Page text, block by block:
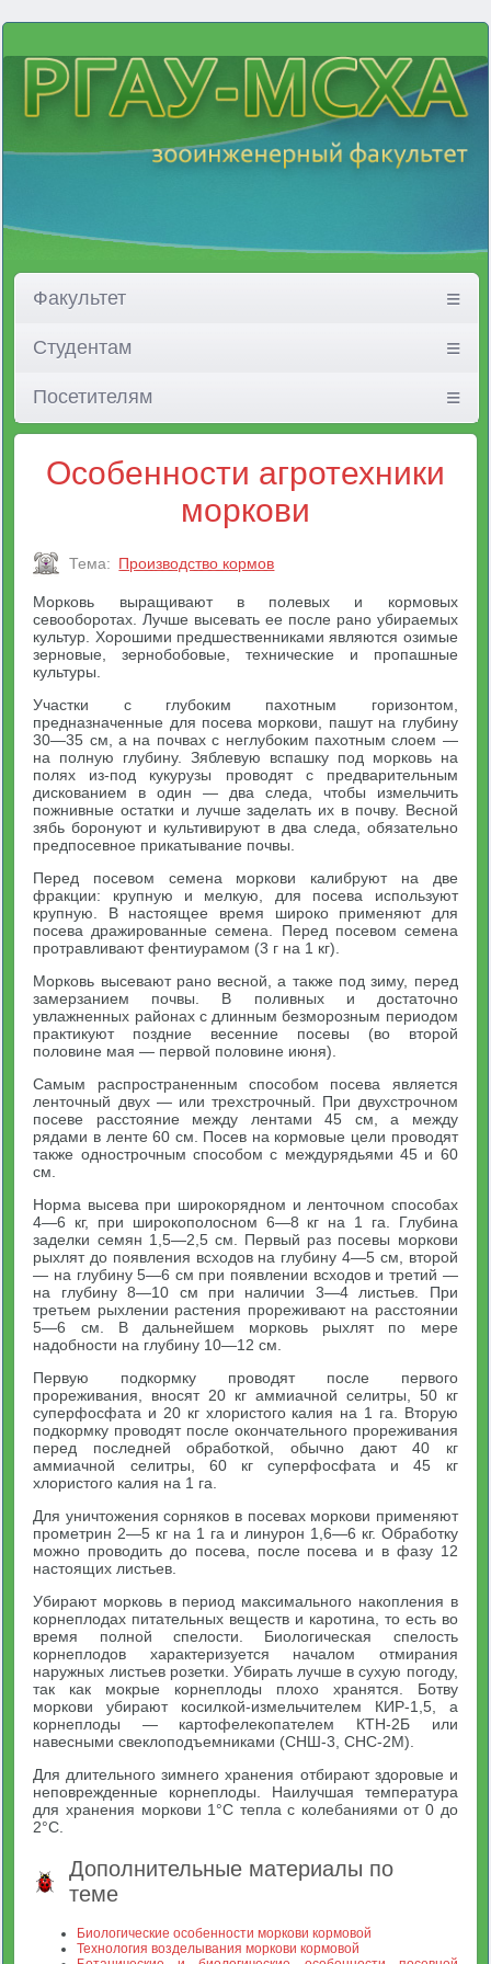
Факультет
Студентам
Посетителям
Особенности агротехники
моркови
Тема: Производство кормов
Морковь выращивают в полевых и кормовых
севооборотах. Лучше высевать ее после рано убираемых
культур. Хорошими предшественниками являются озимые
зерновые, зернобобовые, технические и пропашные
культуры.
Участки с глубоким пахотным горизонтом,
предназначенные для посева моркови, пашут на глубину
30—35 см, а на почвах с неглубоким пахотным слоем —
на полную глубину. Зяблевую вспашку под морковь на
полях из-под кукурузы проводят с предварительным
дискованием в один — два следа, чтобы измельчить
пожнивные остатки и лучше заделать их в почву. Весной
зябь боронуют и культивируют в два следа, обязательно
предпосевное прикатывание почвы.
Перед посевом семена моркови калибруют на две
фракции: крупную и мелкую, для посева используют
крупную. В настоящее время широко применяют для
посева дражированные семена. Перед посевом семена
протравливают фентиурамом (3 г на 1 кг).
Морковь высевают рано весной, а также под зиму, перед
замерзанием почвы. В поливных и достаточно
увлажненных районах с длинным безморозным периодом
практикуют поздние весенние посевы (во второй
половине мая — первой половине июня).
Самым распространенным способом посева является
ленточный двух — или трехстрочный. При двухстрочном
посеве расстояние между лентами 45 см, а между
рядами в ленте 60 см. Посев на кормовые цели проводят
также однострочным способом с междурядьями 45 и 60
см.
Норма высева при широкорядном и ленточном способах
4—6 кг, при широкополосном 6—8 кг на 1 га. Глубина
заделки семян 1,5—2,5 см. Первый раз посевы моркови
рыхлят до появления всходов на глубину 4—5 см, второй
— на глубину 5—6 см при появлении всходов и третий —
на глубину 8—10 см при наличии 3—4 листьев. При
третьем рыхлении растения прореживают на расстоянии
5—6 см. В дальнейшем морковь рыхлят по мере
надобности на глубину 10—12 см.
Первую подкормку проводят после первого
прореживания, вносят 20 кг аммиачной селитры, 50 кг
суперфосфата и 20 кг хлористого калия на 1 га. Вторую
подкормку проводят после окончательного прореживания
перед последней обработкой, обычно дают 40 кг
аммиачной селитры, 60 кг суперфосфата и 45 кг
хлористого калия на 1 га.
Для уничтожения сорняков в посевах моркови применяют
прометрин 2—5 кг на 1 га и линурон 1,6—6 кг. Обработку
можно проводить до посева, после посева и в фазу 12
настоящих листьев.
Убирают морковь в период максимального накопления в
корнеплодах питательных веществ и каротина, то есть во
время полной спелости. Биологическая спелость
корнеплодов характеризуется началом отмирания
наружных листьев розетки. Убирать лучше в сухую погоду,
так как мокрые корнеплоды плохо хранятся. Ботву
моркови убирают косилкой-измельчителем КИР-1,5, а
корнеплоды — картофелекопателем КТН-2Б или
навесными свеклоподъемниками (СНШ-3, СНС-2М).
Для длительного зимнего хранения отбирают здоровые и
неповрежденные корнеплоды. Наилучшая температура
для хранения моркови 1°С тепла с колебаниями от 0 до
2°С.
Дополнительные материалы по
теме
Биологические особенности моркови кормовой
Технология возделывания моркови кормовой